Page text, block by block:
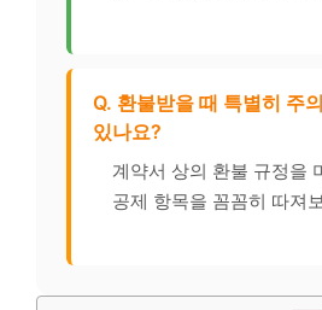
Q. 환불받을 때 특별히 주
있나요?
계약서 상의 환불 규정을
공제 항목을 꼼꼼히 따져